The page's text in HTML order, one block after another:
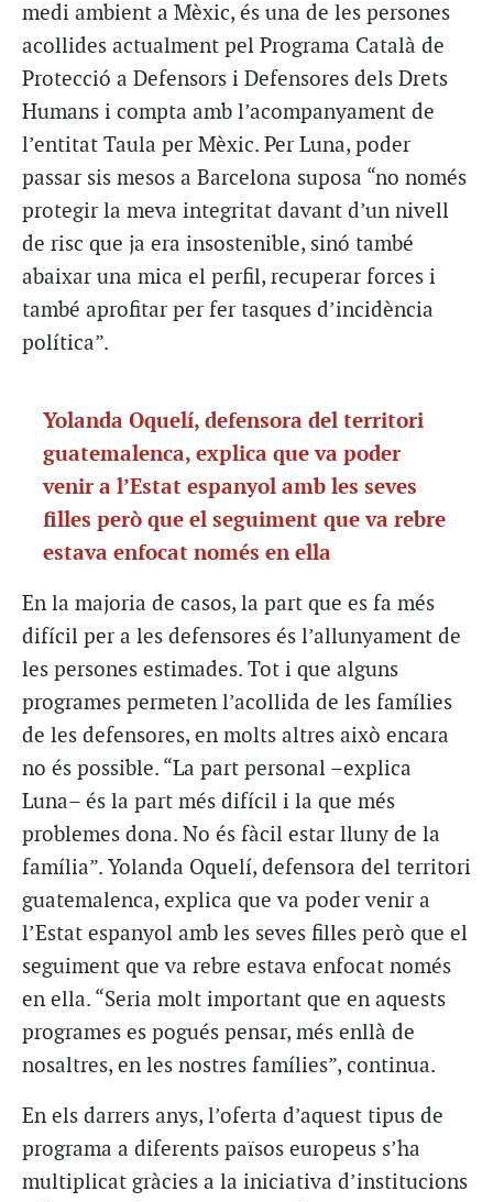
medi ambient a Mèxic, és una de les persones
acollides actualment pel Programa Català de
Protecció a Defensors i Defensores dels Drets
Humans i compta amb l’acompanyament de
l’entitat Taula per Mèxic. Per Luna, poder
passar sis mesos a Barcelona suposa “no només
protegir la meva integritat davant d’un nivell
de risc que ja era insostenible, sinó també
abaixar una mica el perfil, recuperar forces i
també aprofitar per fer tasques d’incidència
política”.
Yolanda Oquelí, defensora del territori
guatemalenca, explica que va poder
venir a l’Estat espanyol amb les seves
filles però que el seguiment que va rebre
estava enfocat només en ella
En la majoria de casos, la part que es fa més
difícil per a les defensores és l’allunyament de
les persones estimades. Tot i que alguns
programes permeten l’acollida de les famílies
de les defensores, en molts altres això encara
no és possible. “La part personal –explica
Luna– és la part més difícil i la que més
problemes dona. No és fàcil estar lluny de la
família”. Yolanda Oquelí, defensora del territori
guatemalenca, explica que va poder venir a
l’Estat espanyol amb les seves filles però que el
seguiment que va rebre estava enfocat només
en ella. “Seria molt important que en aquests
programes es pogués pensar, més enllà de
nosaltres, en les nostres famílies”, continua.
En els darrers anys, l’oferta d’aquest tipus de
programa a diferents països europeus s’ha
multiplicat gràcies a la iniciativa d’institucions